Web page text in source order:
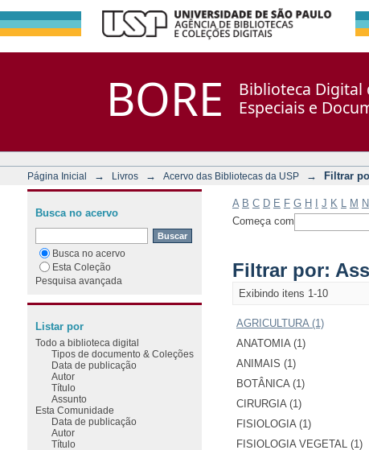
BORE
Biblioteca Digital
Especiais e
Página Inicial → Livros → Acervo das Bibliotecas da USP → Filtrar
A B C D E F G H J K M N
Começa com
Filtrar por:
Exibindo itens 1-10
AGRICULTURA (1)
ANATOMIA (1)
ANIMAIS (1)
BOTÂNICA (1)
CIRURGIA (1)
FISIOLOGIA (1)
FISIOLOGIA VEGETAL (1)
Busca no acervo
Busca no acervo
Esta Coleção
Pesquisa avançada
Listar por
Todo a biblioteca digital
Tipos de documento & Coleções
Data de publicação
Autor
Título
Assunto
Esta Comunidade
Data de publicação
Autor
Título